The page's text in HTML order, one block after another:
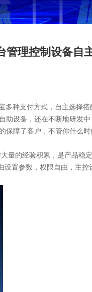
管理控制设备自
种支付方式，自主选择
设备，还在不断地研发
障了客户，不管你什么
量的经验积累，是产品稳定
置参数，权限自由，主